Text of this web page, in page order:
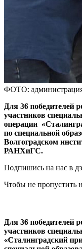
ФОТО: администрация
Для 36 победителей
участников
операции
по специальной
Волгоградском
РАНХиГС.
Подпишись на нас в
Чтобы не пропустить
Для 36 победителей
участников
«Сталинградский